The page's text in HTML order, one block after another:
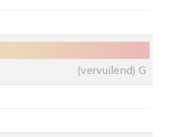
(vervuilend) G